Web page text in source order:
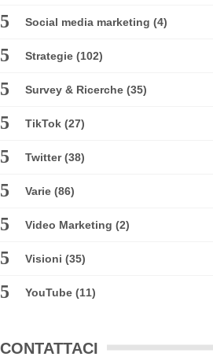
Social media marketing (4)
Strategie (102)
Survey & Ricerche (35)
TikTok (27)
Twitter(38)
Varie (86)
Video Marketing (2)
Visioni (35)
YouTube (11)
CONTATTACI